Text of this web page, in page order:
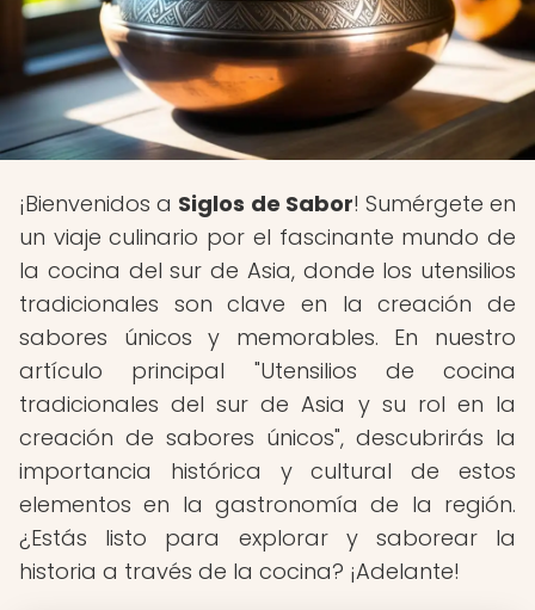
¡Bienvenidos a Siglos de Sabor! Sumérgete en
un viaje culinario por el fascinante mundo de
la cocina del sur de Asia, donde los utensilios
tradicionales son clave en la creación de
sabores únicos y memorables. En nuestro
artículo principal "Utensilios de cocina
tradicionales del sur de Asia y su rol en la
creación de sabores únicos", descubrirás la
importancia histórica y cultural de estos
elementos en la gastronomía de la región.
¿Estás listo para explorar y saborear la
historia a través de la cocina? ¡Adelante!